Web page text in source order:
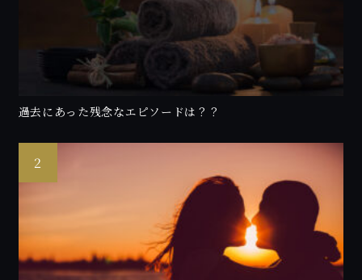
過去にあった残念なエピソードは？？